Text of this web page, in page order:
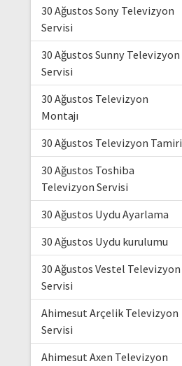
30 Ağustos Sony Televizyon
Servisi
30 Ağustos Sunny Televizyon
Servisi
30 Ağustos Televizyon
Montajı
30 Ağustos Televizyon Tamiri
30 Ağustos Toshiba
Televizyon Servisi
30 Ağustos Uydu Ayarlama
30 Ağustos Uydu kurulumu
30 Ağustos Vestel Televizyon
Servisi
Ahimesut Arçelik Televizyon
Servisi
Ahimesut Axen Televizyon